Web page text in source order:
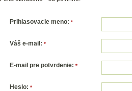
Prihlasovacie meno: *
Váš e-mail: *
E-mail pre potvrdenie: *
Heslo: *